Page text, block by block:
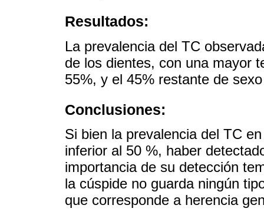
Resultados:
La prevalencia del TC
de los dientes, con una mayor
55%, y el 45% restante de
Conclusiones:
Si bien la prevalencia del TC
inferior al 50 %, haber
importancia de su detección
la cúspide no guarda ningún
que corresponde a herencia